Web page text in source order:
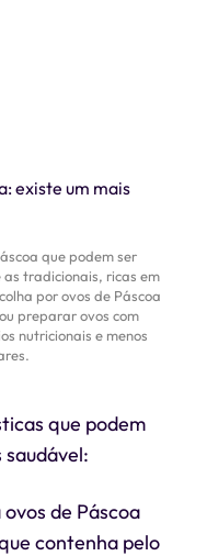
que podem ser
tradicionais, ricas em
por ovos de Páscoa
preparar ovos com
nutricionais e menos
que podem
ovos de Páscoa
contenha pelo